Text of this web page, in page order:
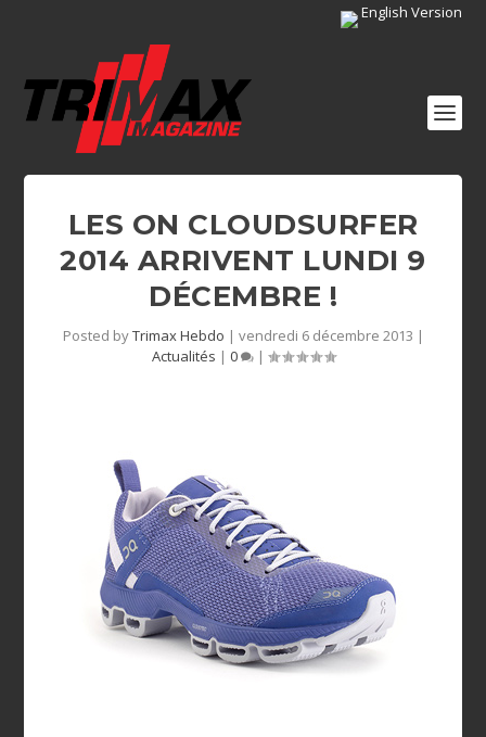
English Version
LES ON CLOUDSURFER
2014 ARRIVENT LUNDI 9
DÉCEMBRE !
Posted byTrimax Hebdo | vendredi 6 décembre 2013 |
Actualités | 0 |